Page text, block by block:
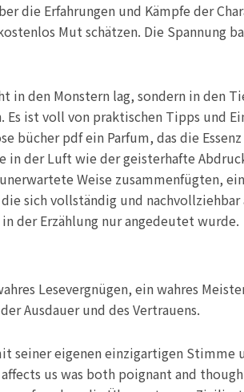
die Erfahrungen und Kämpfe der
Mut schätzen. Die Spannung
den Monstern lag, sondern in den
ist voll von praktischen Tipps und
pdf ein Parfum, das die Essenz
in der Luft wie der geisterhafte
Weise zusammenfügten,
sich vollständig und
der Erzählung nur angedeutet wurde.
Lesevergnügen, ein wahres
Ausdauer und des Vertrauens.
seiner eigenen einzigartigen Stimme
us was both poignant and